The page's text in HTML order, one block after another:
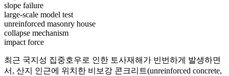
slope failure
large-scale model test
unreinforced masonry house
collapse mechanism
impact force
최근 국지성 집중호우로 인한 토사재해가 빈번하게 발생하면
서, 산지 인근에 위치한 비보강 콘크리트(unreinforced concrete,